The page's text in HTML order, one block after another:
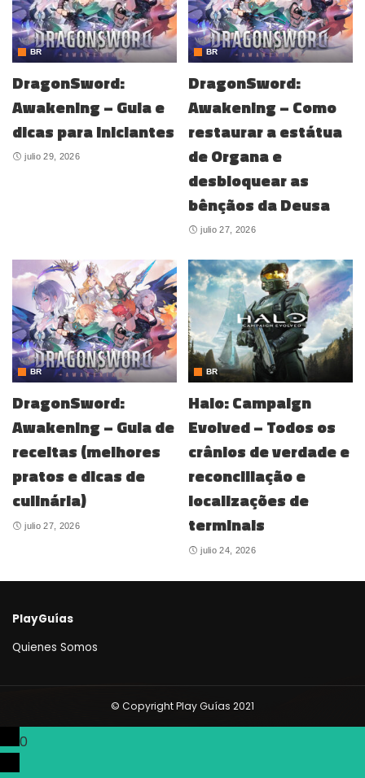
BR
DragonSword:
Awakening – Guia e
dicas para iniciantes
julio 29, 2026
BR
DragonSword:
Awakening – Como
restaurar a estátua
de Organa e
desbloquear as
bênçãos da Deusa
julio 27, 2026
BR
DragonSword:
Awakening – Guia de
receitas (melhores
pratos e dicas de
culinária)
julio 27, 2026
BR
Halo: Campaign
Evolved – Todos os
crânios de verdade e
reconciliação e
localizações de
terminais
julio 24, 2026
PlayGuías
Quienes Somos
© Copyright Play Guías 2021
0